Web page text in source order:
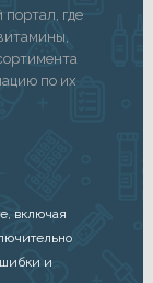
где
по их
включая
и